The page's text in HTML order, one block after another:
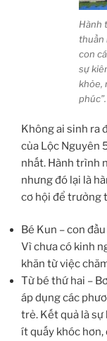
Hành
thuần
con
sự
khỏe,
phúc”.
Không ai sinh ra
của Lộc Nguyên
nhất. Hành trình
nhưng đó lại là
cơ hội để trưởng
Bé Kun – con
Vì chưa có kinh
khăn từ việc
Từ bé thứ hai –
áp dụng các
trẻ. Kết quả là sự
ít quấy khóc hơn,